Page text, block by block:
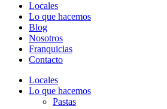
Locales
Lo que hacemos
Blog
Nosotros
Franquicias
Contacto
Locales
Lo que hacemos
Pastas